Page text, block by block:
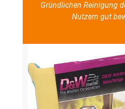
Gründlichen Reinigung
Nutzern gut